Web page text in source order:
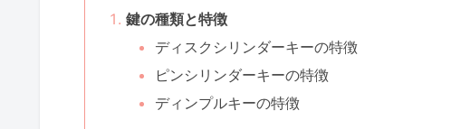
鍵の種類と特徴
ディスクシリンダーキーの特徴
ピンシリンダーキーの特徴
ディンプルキーの特徴